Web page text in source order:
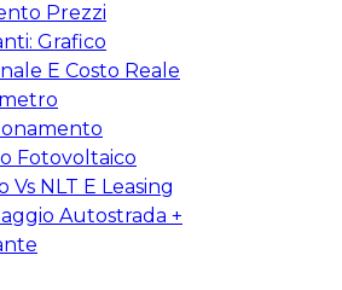
Prezzi
Grafico
E Costo Reale
Fotovoltaico
Vs NLT E Leasing
Autostrada +